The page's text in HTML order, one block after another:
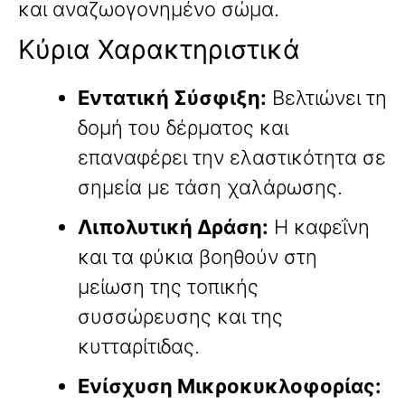
και αναζωογονημένο σώμα.
Κύρια Χαρακτηριστικά
Εντατική Σύσφιξη: Βελτιώνει τη
δομή του δέρματος και
επαναφέρει την ελαστικότητα σε
σημεία με τάση χαλάρωσης.
Λιπολυτική Δράση: Η καφεΐνη
και τα φύκια βοηθούν στη
μείωση της τοπικής
συσσώρευσης και της
κυτταρίτιδας.
Ενίσχυση Μικροκυκλοφορίας: